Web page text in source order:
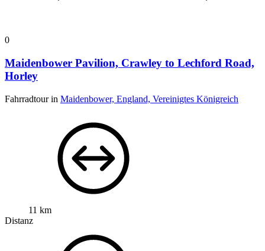
0
Maidenbower Pavilion, Crawley to Lechford Road,
Horley
Fahrradtour in Maidenbower, England, Vereinigtes Königreich
11 km
Distanz